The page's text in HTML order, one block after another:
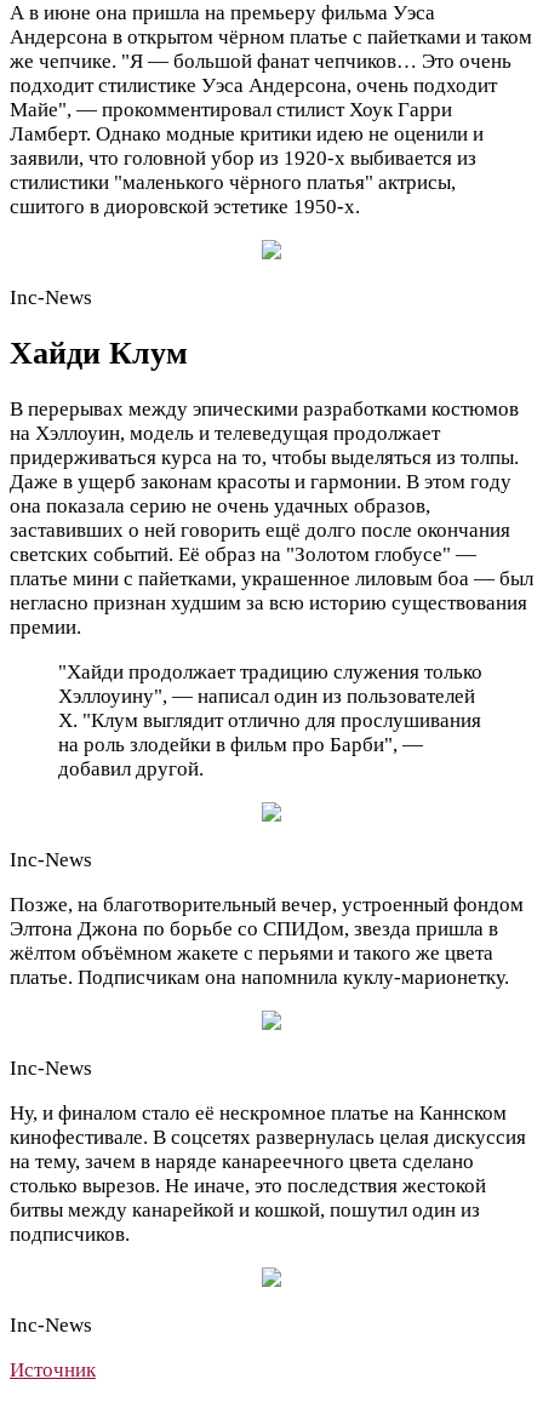
А в июне она пришла на премьеру фильма Уэса
Андерсона в открытом чёрном платье с пайетками и таком
же чепчике. "Я — большой фанат чепчиков… Это очень
подходит стилистике Уэса Андерсона, очень подходит
Майе", — прокомментировал стилист Хоук Гарри
Ламберт. Однако модные критики идею не оценили и
заявили, что головной убор из 1920-х выбивается из
стилистики "маленького чёрного платья" актрисы,
сшитого в диоровской эстетике 1950-х.
Inc-News
Хайди Клум
В перерывах между эпическими разработками костюмов
на Хэллоуин, модель и телеведущая продолжает
придерживаться курса на то, чтобы выделяться из толпы.
Даже в ущерб законам красоты и гармонии. В этом году
она показала серию не очень удачных образов,
заставивших о ней говорить ещё долго после окончания
светских событий. Её образ на "Золотом глобусе" —
платье мини с пайетками, украшенное лиловым боа — был
негласно признан худшим за всю историю существования
премии.
"Хайди продолжает традицию служения только
Хэллоуину", — написал один из пользователей
X. "Клум выглядит отлично для прослушивания
на роль злодейки в фильм про Барби", —
добавил другой.
Inc-News
Позже, на благотворительный вечер, устроенный фондом
Элтона Джона по борьбе со СПИДом, звезда пришла в
жёлтом объёмном жакете с перьями и такого же цвета
платье. Подписчикам она напомнила куклу-марионетку.
Inc-News
Ну, и финалом стало её нескромное платье на Каннском
кинофестивале. В соцсетях развернулась целая дискуссия
на тему, зачем в наряде канареечного цвета сделано
столько вырезов. Не иначе, это последствия жестокой
битвы между канарейкой и кошкой, пошутил один из
подписчиков.
Inc-News
Источник